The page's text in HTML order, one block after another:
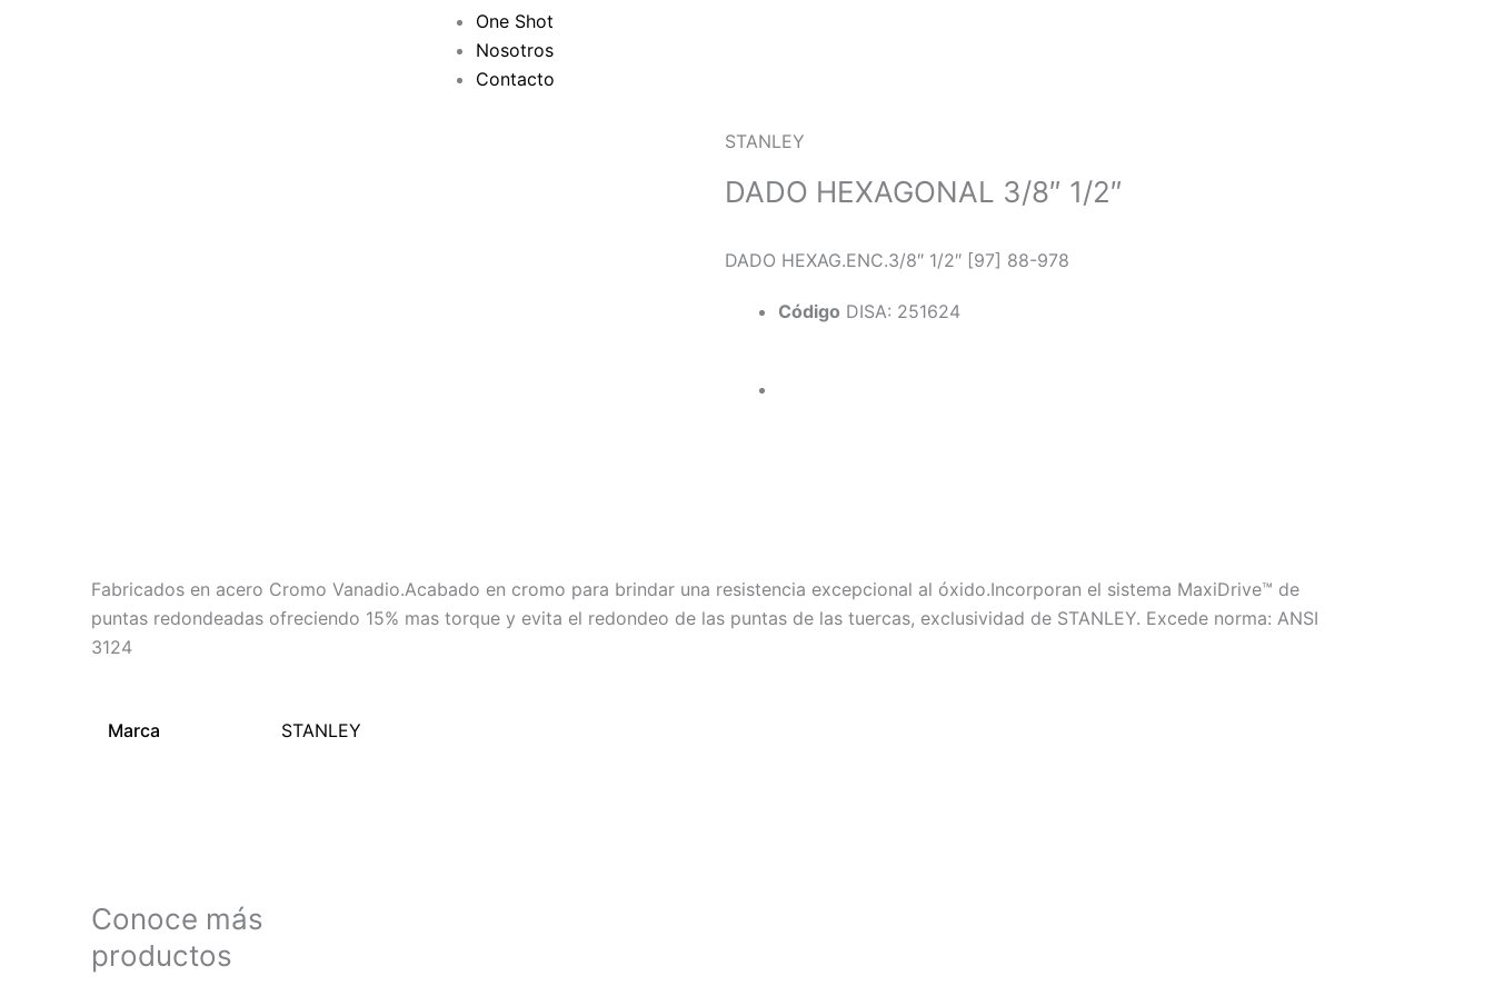
One Shot
Nosotros
Contacto
STANLEY
DADO HEXAGONAL 3/8″ 1/2″
DADO HEXAG.ENC.3/8″ 1/2″ [97] 88-978
Código DISA: 251624
Fabricados en acero Cromo Vanadio.Acabado en cromo para brindar una resistencia excepcional al óxido.Incorporan el sistema MaxiDrive™ de
puntas redondeadas ofreciendo 15% mas torque y evita el redondeo de las puntas de las tuercas, exclusividad de STANLEY. Excede norma: ANSI
3124
Marca STANLEY
Conoce más
productos